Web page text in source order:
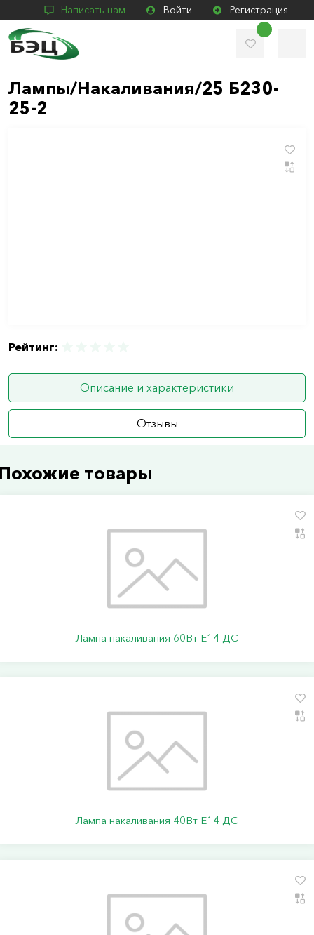
Написать нам Войти Регистрация
Лампы/Накаливания/25 Б230-
25-2
Рейтинг:
Описание и характеристики
Отзывы
товары
Лампа накаливания 60Вт E14 ДС
Лампа накаливания 40Вт E14 ДС